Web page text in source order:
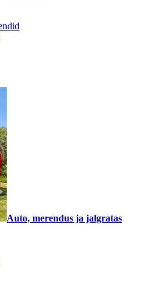
Auto, merendus ja jalgratas